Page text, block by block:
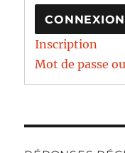
CONNEXION
Inscription
Mot de passe